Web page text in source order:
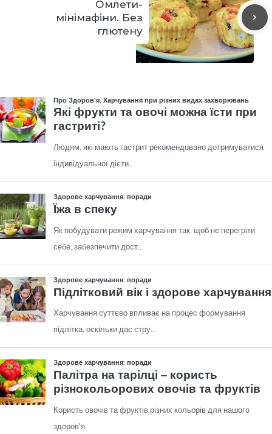
Омлети-
мінімафіни. Без
глютену